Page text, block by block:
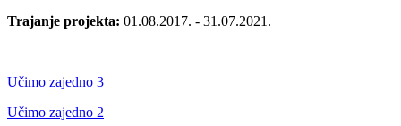
Trajanje projekta: 01.08.2017. - 31.07.2021.
Učimo zajedno 3
Učimo zajedno 2